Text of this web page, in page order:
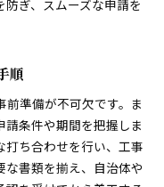
ぎ、スムーズな申請を
順
準備が不可欠です。ま
条件や期間を把握しま
打ち合わせを行い、工事
書類を揃え、自治体や